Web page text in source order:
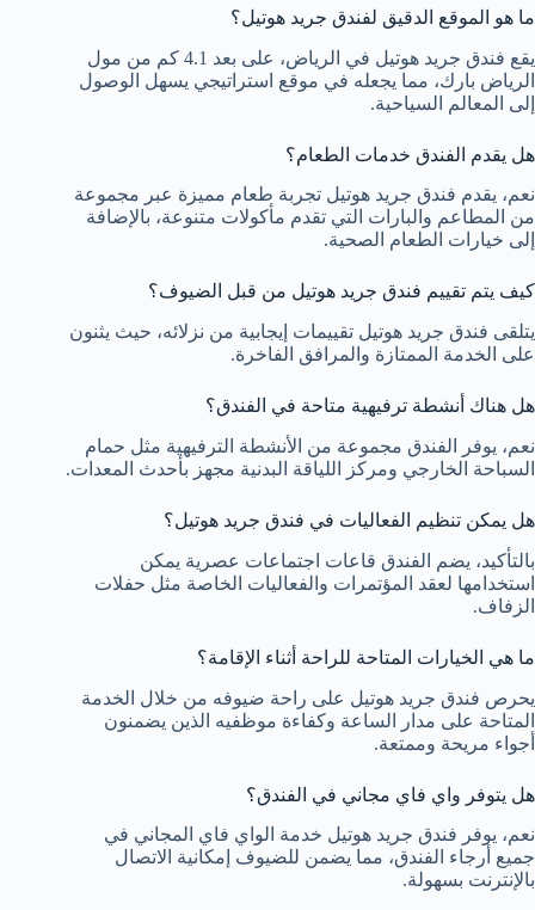
ما هو الموقع الدقيق لفندق جريد هوتيل؟
يقع فندق جريد هوتيل في الرياض، على بعد 4.1 كم من مول
الرياض بارك، مما يجعله في موقع استراتيجي يسهل الوصول
إلى المعالم السياحية.
هل يقدم الفندق خدمات الطعام؟
نعم، يقدم فندق جريد هوتيل تجربة طعام مميزة عبر مجموعة
من المطاعم والبارات التي تقدم مأكولات متنوعة، بالإضافة
إلى خيارات الطعام الصحية.
كيف يتم تقييم فندق جريد هوتيل من قبل الضيوف؟
يتلقى فندق جريد هوتيل تقييمات إيجابية من نزلائه، حيث يثنون
على الخدمة الممتازة والمرافق الفاخرة.
هل هناك أنشطة ترفيهية متاحة في الفندق؟
نعم، يوفر الفندق مجموعة من الأنشطة الترفيهية مثل حمام
السباحة الخارجي ومركز اللياقة البدنية مجهز بأحدث المعدات.
هل يمكن تنظيم الفعاليات في فندق جريد هوتيل؟
بالتأكيد، يضم الفندق قاعات اجتماعات عصرية يمكن
استخدامها لعقد المؤتمرات والفعاليات الخاصة مثل حفلات
الزفاف.
ما هي الخيارات المتاحة للراحة أثناء الإقامة؟
يحرص فندق جريد هوتيل على راحة ضيوفه من خلال الخدمة
المتاحة على مدار الساعة وكفاءة موظفيه الذين يضمنون
أجواء مريحة وممتعة.
هل يتوفر واي فاي مجاني في الفندق؟
نعم، يوفر فندق جريد هوتيل خدمة الواي فاي المجاني في
جميع أرجاء الفندق، مما يضمن للضيوف إمكانية الاتصال
بالإنترنت بسهولة.